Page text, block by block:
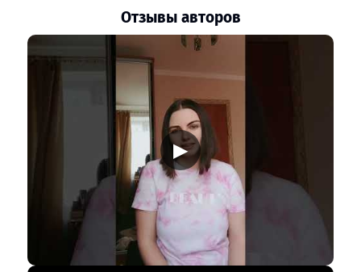
Отзывы авторов
▶